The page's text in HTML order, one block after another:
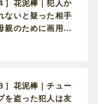
］花泥棒｜犯人か
ないと疑った相手
親のために画用紙
ーリップを作って
］花泥棒｜チュー
を盗った犯人は友